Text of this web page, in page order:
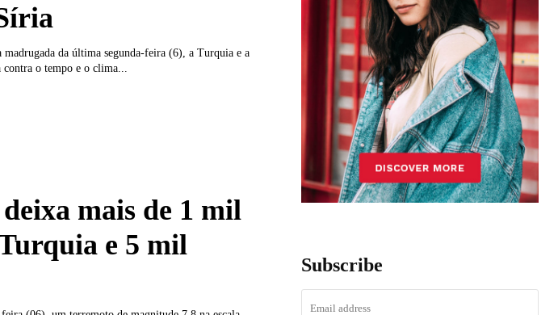
da última segunda-feira (6), a Turquia e a
o tempo e o clima...
mais de 1 mil
e 5 mil
Subscribe